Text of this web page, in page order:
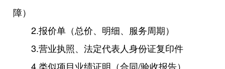
障）
2.报价单（总价、明细、服务周期）
3.营业执照、法定代表人身份证复印件
4.类似项目业绩证明（合同/验收报告）